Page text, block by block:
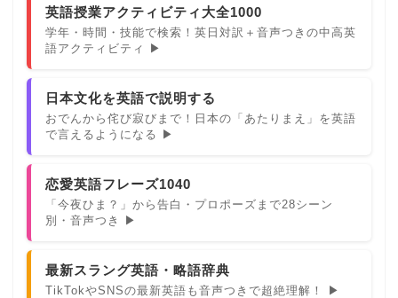
英語授業アクティビティ大全1000
学年・時間・技能で検索！英日対訳＋音声つきの中高英
語アクティビティ ▶
日本文化を英語で説明する
おでんから侘び寂びまで！日本の「あたりまえ」を英語
で言えるようになる ▶
恋愛英語フレーズ1040
「今夜ひま？」から告白・プロポーズまで28シーン
別・音声つき ▶
最新スラング英語・略語辞典
TikTokやSNSの最新英語も音声つきで超絶理解！ ▶